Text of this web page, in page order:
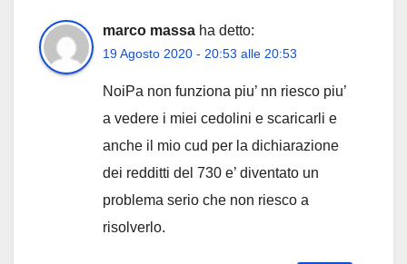
marco massa ha detto:
19 Agosto 2020 - 20:53 alle 20:53
NoiPa non funziona piu’ nn riesco piu’
a vedere i miei cedolini e scaricarli e
anche il mio cud per la dichiarazione
dei redditti del 730 e’ diventato un
problema serio che non riesco a
risolverlo.